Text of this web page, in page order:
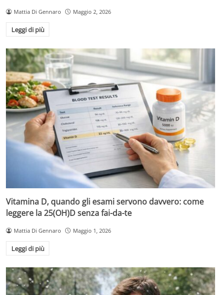
Mattia Di Gennaro Maggio 2, 2026
Leggi di più
Vitamina D, quando gli esami servono davvero: come
leggere la 25(OH)D senza fai-da-te
Mattia Di Gennaro Maggio 1, 2026
Leggi di più